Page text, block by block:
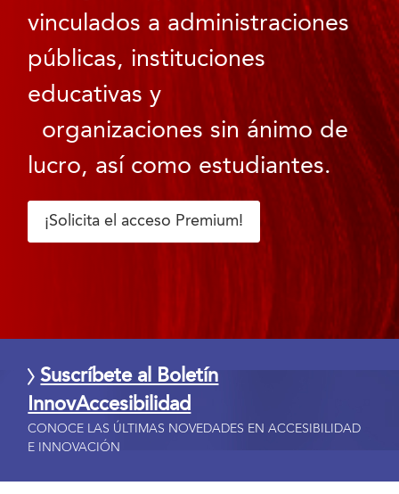
vinculados a administraciones
públicas, instituciones
educativas y
organizaciones sin ánimo de
lucro, así como estudiantes.
¡Solicita el acceso Premium!
Suscríbete al Boletín
InnovAccesibilidad
CONOCE LAS ÚLTIMAS NOVEDADES EN ACCESIBILIDAD
E INNOVACIÓN